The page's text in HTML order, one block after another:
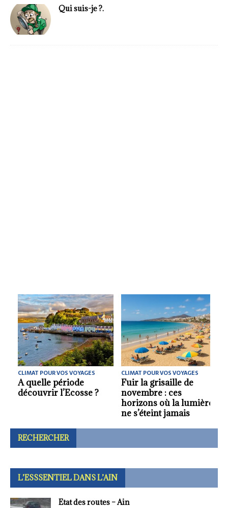
Qui suis-je ?.
CLIMAT POUR VOS VOYAGES
La meilleure saison
pour se rendre au
CLIMAT POUR VOS VOYAGES
Malte : quelle est la
meilleure saison pour
découvrir l’archipel ?
RECHERCHER
L’ESSSENTIEL DANS L’AIN
Etat des routes – Ain